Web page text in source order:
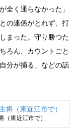
全く通らなかった」
の連係がとれず、打
まった。守り勝つた
ろん、カウントごと
分が捕る」などの話
（東近江市で）